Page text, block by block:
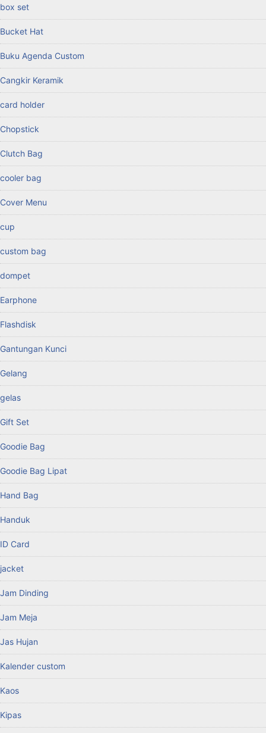
box set
Bucket Hat
Buku Agenda Custom
Cangkir Keramik
card holder
Chopstick
Clutch Bag
cooler bag
Cover Menu
cup
custom bag
dompet
Earphone
Flashdisk
Gantungan Kunci
Gelang
gelas
Gift Set
Goodie Bag
Goodie Bag Lipat
Hand Bag
Handuk
ID Card
jacket
Jam Dinding
Jam Meja
Jas Hujan
Kalender custom
Kaos
Kipas